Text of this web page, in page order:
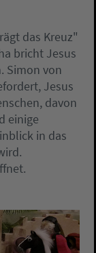
das Kreuz"
bricht Jesus
Simon von
Jesus
davon
einige
in das